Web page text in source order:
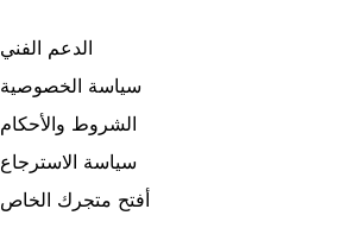
الدعم الفني
سياسة الخصوصية
الشروط والأحكام
سياسة الاسترجاع
أفتح متجرك الخاص